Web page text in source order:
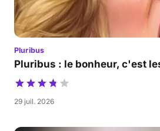
Pluribus
Pluribus : le bonheur, c'est
29 juil. 2026